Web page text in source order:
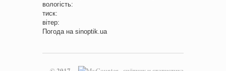
вологість:
тиск:
вітер:
Погода на sinoptik.ua